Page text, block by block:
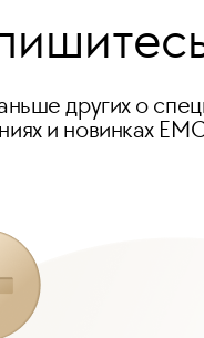
других о
и новинках